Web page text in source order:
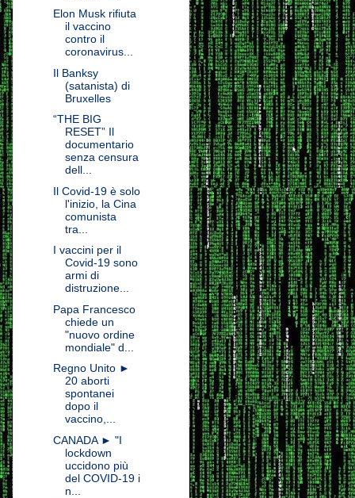
Elon Musk rifiuta
il vaccino
contro il
coronavirus...
Il Banksy
(satanista) di
Bruxelles
“THE BIG
RESET” Il
documentario
senza censura
dell...
Il Covid-19 è solo
l'inizio, la Cina
comunista
tra...
I vaccini per il
Covid-19 sono
armi di
distruzione...
Papa Francesco
chiede un
"nuovo ordine
mondiale" d...
Regno Unito ►
20 aborti
spontanei
dopo il
vaccino,...
CANADA ► "I
lockdown
uccidono più
del COVID-19 i
n...